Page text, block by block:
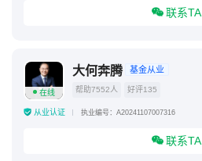
联系TA
在线
大何奔腾 基金从业
帮助7552人 好评135
从业认证 执业编号：A20241107007316
联系TA